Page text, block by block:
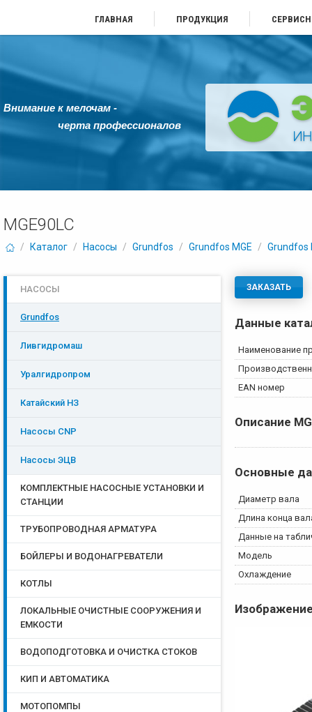
ГЛАВНАЯ ПРОДУКЦИЯ
Внимание к мелочам -
черта профессионалов
MGE90LC
/ Каталог / Насосы / Grundfos / Grundfos MGE / Grundfos
ЗАКАЗАТЬ
Данные
Наименование
EAN номер
Описание
Основные
Диаметр вала
Длина конца
Данные на
Модель
Охлаждение
НАСОСЫ
Grundfos
Ливгидромаш
Уралгидропром
Катайский НЗ
Насосы CNP
Насосы ЭЦB
КОМПЛЕКТНЫЕ НАСОСНЫЕ УСТАНОВКИ И
СТАНЦИИ
ТРУБОПРОВОДНАЯ АРМАТУРА
БОЙЛЕРЫ И ВОДОНАГРЕВАТЕЛИ
КОТЛЫ
ЛОКАЛЬНЫЕ ОЧИСТНЫЕ СООРУЖЕНИЯ И
ЕМКОСТИ
ВОДОПОДГОТОВКА И ОЧИСТКА СТОКОВ
КИП И АВТОМАТИКА
МОТОПОМПЫ